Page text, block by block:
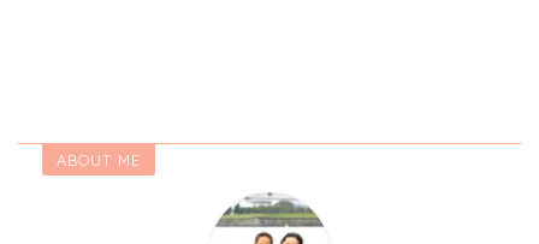
ABOUT ME